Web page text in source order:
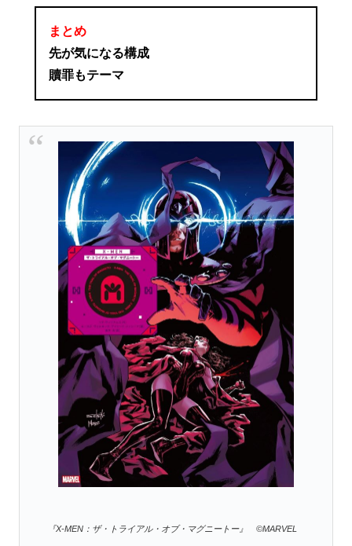
まとめ
先が気になる構成
贖罪もテーマ
『X-MEN：ザ・トライアル・オブ・マグニートー』 ©MARVEL